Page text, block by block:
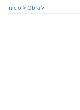
Inicio > Obra >